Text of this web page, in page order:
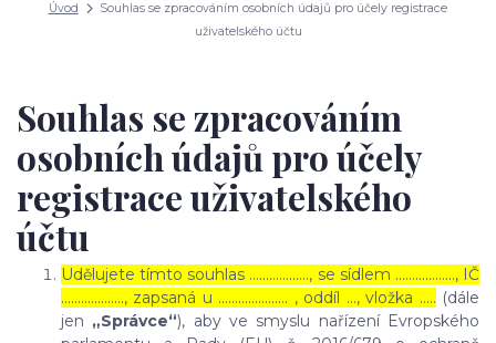
Úvod
Souhlas se zpracováním osobních údajů pro účely registrace
uživatelského účtu
Souhlas se zpracováním
osobních údajů pro účely
registrace uživatelského
účtu
Udělujete tímto souhlas ……………..., se sídlem ………………, IČ
………………., zapsaná u ………………… , oddíl …, vložka ….. (dále
jen „Správce“), aby ve smyslu nařízení Evropského